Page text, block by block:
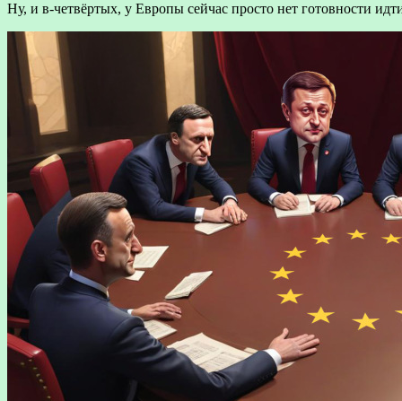
Ну, и в-четвёртых, у Европы сейчас просто нет готовности